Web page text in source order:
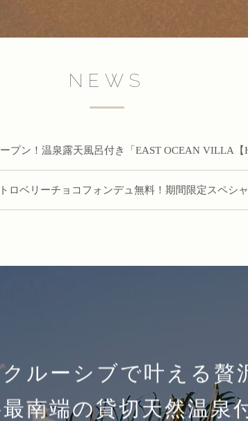
NEWS
プン！温泉露天風呂付き「EAST OCEAN VILLA【
ロベリーチョコフォンデュ無料！期間限定スペシ
ルーシブで叶える 贅
南端の貸切天然温泉